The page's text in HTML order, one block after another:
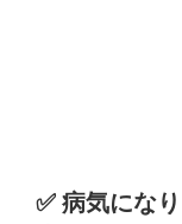
✅ 病気にな